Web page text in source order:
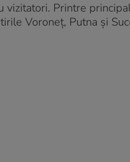
vizitatori. Printre
Voroneț, Putna și